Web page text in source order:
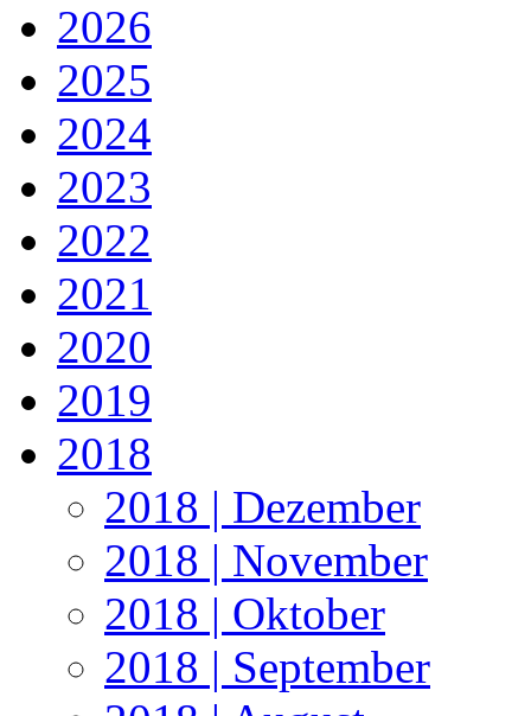
2026
2025
2024
2023
2022
2021
2020
2019
2018
2018 | Dezember
2018 | November
2018 | Oktober
2018 | September